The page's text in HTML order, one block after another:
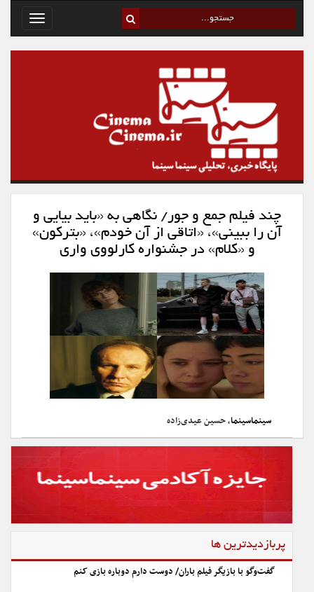
Toggle
چند فیلم جمع و جور/ نگاهی به «باید بیایی و
آن را ببینی»، «اتاقی از آن خودم»، «بترکون»
و «کلام» در جشنواره کارلووی واری
سینماسینما، حسین عیدی‌زاده
پربازدیدترین ها
گفت‌وگو با بازیگر فیلم باران/ دوست دارم دوباره بازی کنم